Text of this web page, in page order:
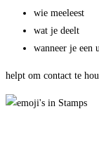
wie meeleest
wat je deelt
wanneer je een
helpt om contact te